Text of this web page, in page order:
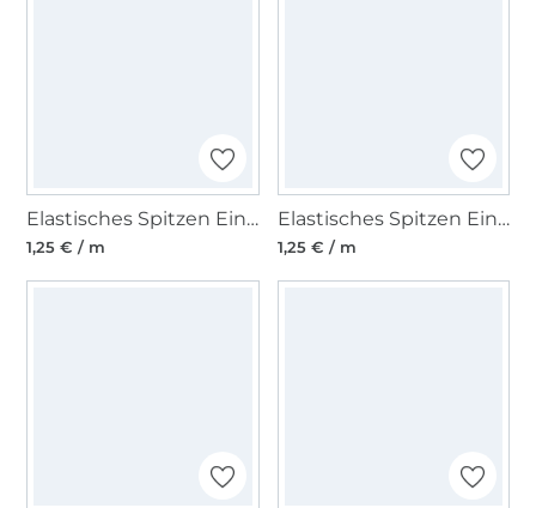
Elastisches Spitzen Einfassband mit Stickerei rot 12 mm
1,25 € / m
Elastisches Spitzen Einfassband mit Stickerei grau 12 mm
1,25 € / m